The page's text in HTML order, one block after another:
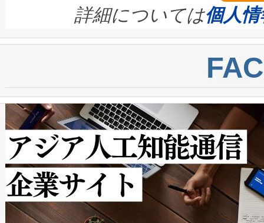
quality and reliability for AI
BESS stack to ensure battery
centers. Voltaiqは、ai&のAI
からシステム統合、試運転、
クルの各段階のデータを監視
[…]
す。ノーマルモードでは、
ートル先まで検出でき、これ
トに対して約600メートルに
では、反射率10％のターゲッ
で向上し、最大検知距離は
ットだけで最大1キロメート
ルの変電所周囲を監視でき、
作業と点群処理を簡素化でき
Avia 2は、2種類のFOVオプシ
詳細については個人